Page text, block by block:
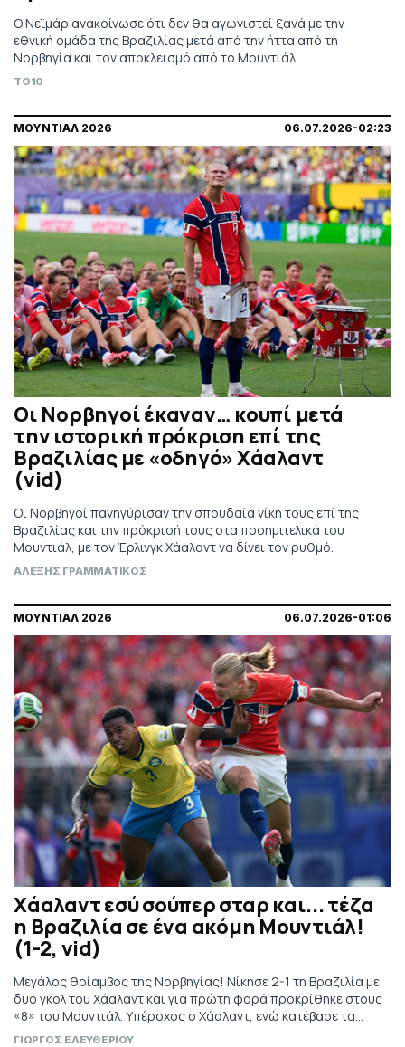
Ο Νεϊμάρ ανακοίνωσε ότι δεν θα αγωνιστεί ξανά με την
εθνική ομάδα της Βραζιλίας μετά από την ήττα από τη
Νορβηγία και τον αποκλεισμό από το Μουντιάλ.
TO10
ΜΟΥΝΤΙΑΛ 2026 06.07.2026-02:23
Οι Νορβηγοί έκαναν… κουπί μετά
την ιστορική πρόκριση επί της
Βραζιλίας με «οδηγό» Χάαλαντ
(vid)
Οι Νορβηγοί πανηγύρισαν την σπουδαία νίκη τους επί της
Βραζιλίας και την πρόκρισή τους στα προημιτελικά του
Μουντιάλ, με τον Έρλινγκ Χάαλαντ να δίνει τον ρυθμό.
ΑΛΕΞΗΣ ΓΡΑΜΜΑΤΙΚΟΣ
ΜΟΥΝΤΙΑΛ 2026 06.07.2026-01:06
Χάαλαντ εσύ σούπερ σταρ και... τέζα
η Βραζιλία σε ένα ακόμη Μουντιάλ!
(1-2, vid)
Μεγάλος θρίαμβος της Νορβηγίας! Νίκησε 2-1 τη Βραζιλία με
δυο γκολ του Χάαλαντ και για πρώτη φορά προκρίθηκε στους
«8» του Μουντιάλ. Υπέροχος ο Χάαλαντ, ενώ κατέβασε τα
ρολά ο Νίλαντ. Σκόραρε ο Νεϊμάρ από την άσπρη βούλα.
ΓΙΩΡΓΟΣ ΕΛΕΥΘΕΡΙΟΥ